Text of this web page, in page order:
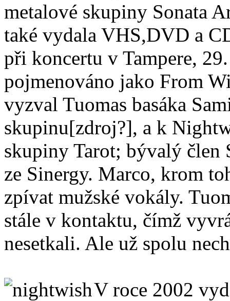
metalové skupiny Sonata
také vydala VHS,DVD a
při koncertu v Tampere,
pojmenováno jako From
vyzval Tuomas basáka
skupinu[zdroj?], a k
skupiny Tarot; bývalý člen
ze Sinergy. Marco, krom
zpívat mužské vokály.
stále v kontaktu, čímž
nesetkali. Ale už spolu
V roce 2002